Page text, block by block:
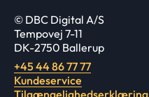
© DBC Digital A/S
Tempovej 7-11
DK-2750 Ballerup
+45 44 86 77 77
Kundeservice
Tilgængelighedserklæring